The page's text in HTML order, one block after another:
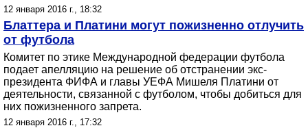
12 января 2016 г., 18:32
Блаттера и Платини могут пожизненно отлучить
от футбола
Комитет по этике Международной федерации футбола
подает апелляцию на решение об отстранении экс-
президента ФИФА и главы УЕФА Мишеля Платини от
деятельности, связанной с футболом, чтобы добиться для
них пожизненного запрета.
12 января 2016 г., 17:32